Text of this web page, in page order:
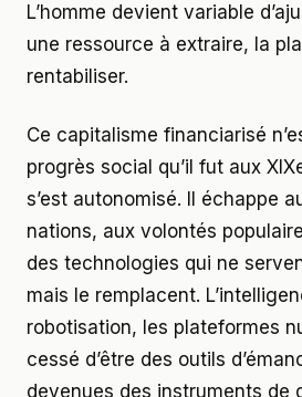
L’homme devient variable
une ressource à extraire, la
rentabiliser.
Ce capitalisme financiarisé
progrès social qu’il fut aux
s’est autonomisé. Il échappe
nations, aux volontés
des technologies qui ne
mais le remplacent.
robotisation, les plateformes
cessé d’être des outils
devenues des instruments de